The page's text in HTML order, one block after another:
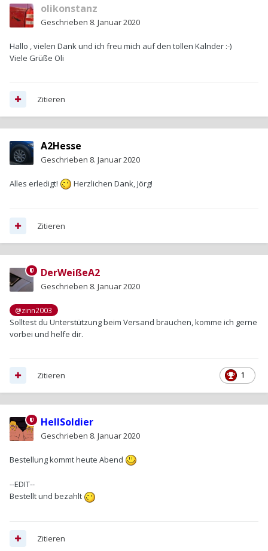
olikonstanz
Geschrieben 8. Januar 2020
Hallo , vielen Dank und ich freu mich auf den tollen Kalnder :-)
Viele Grüße Oli
Zitieren
A2Hesse
Geschrieben 8. Januar 2020
Alles erledigt! Herzlichen Dank, Jörg!
Zitieren
DerWeißeA2
Geschrieben 8. Januar 2020
@zinn2003
Solltest du Unterstützung beim Versand brauchen, komme ich gerne
vorbei und helfe dir.
1
Zitieren
HellSoldier
Geschrieben 8. Januar 2020
Bestellung kommt heute Abend
--EDIT--
Bestellt und bezahlt
Zitieren